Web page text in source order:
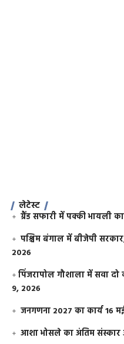
लेटेस्ट
ग्रैंड सफारी में पक्की भायली
पश्चिम बंगाल में बीजेपी
2026
​पिंजरापोल गौशाला में सवा दो
9, 2026
जनगणना 2027 का कार्य 16
आशा भोसले का अंतिम